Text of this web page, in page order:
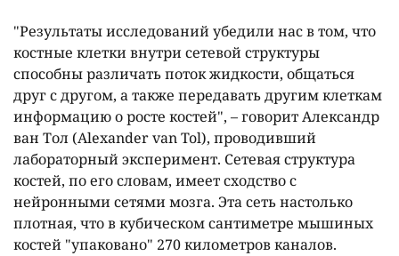
"Результаты исследований убедили нас в том, что
костные клетки внутри сетевой структуры
способны различать поток жидкости, общаться
друг с другом, а также передавать другим клеткам
информацию о росте костей", – говорит Александр
ван Тол (Alexander van Tol), проводивший
лабораторный эксперимент. Сетевая структура
костей, по его словам, имеет сходство с
нейронными сетями мозга. Эта сеть настолько
плотная, что в кубическом сантиметре мышиных
костей "упаковано" 270 километров каналов.